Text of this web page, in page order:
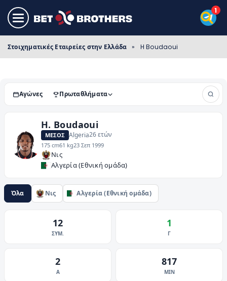
Στοιχηματικές Εταιρείες στην Ελλάδα » H Boudaoui
Αγώνες Πρωταθλήματα
H. Boudaoui
ΜΈΣΟΣ Algeria26ετών
175 cm61 kg23 Σεπ 1999
Νις
Αλγερία(Εθνική ομάδα)
Όλα Νις Αλγερία (Εθνική ομάδα)
12
ΣΥΜ.
1
Γ
2
A
817
MIN